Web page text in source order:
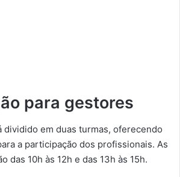
para gestores
dividido em duas turmas, oferecendo
a participação dos profissionais. As
das 10h às 12h e das 13h às 15h.